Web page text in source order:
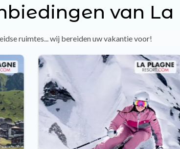
van La
ruimtes... wij bereiden uw vakantie voor!